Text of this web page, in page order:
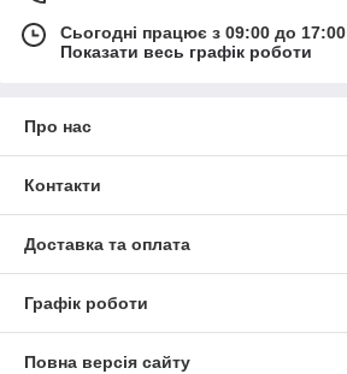
Сьогодні працює з 09:00 до 17:00
Показати весь графік роботи
Про нас
Контакти
Доставка та оплата
Графік роботи
Повна версія сайту